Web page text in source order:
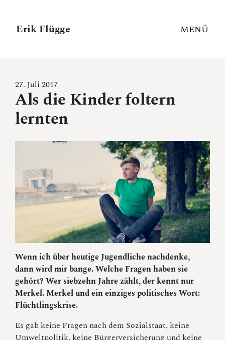
Erik Flügge MENÜ
27. Juli 2017
Als die Kinder foltern
lernten
Wenn ich über heutige Jugendliche nachdenke,
dann wird mir bange. Welche Fragen haben sie
gehört? Wer siebzehn Jahre zählt, der kennt nur
Merkel. Merkel und ein einziges politisches Wort:
Flüchtlingskrise.
Es gab keine Fragen nach dem Sozialstaat, keine
Umweltpolitik, keine Bürgerversicherung und keine